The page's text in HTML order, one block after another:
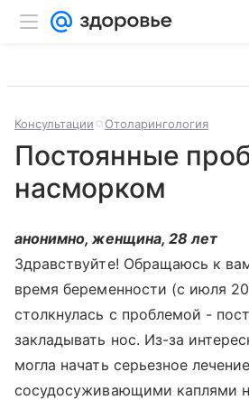
Консультации Отоларингология
Постоянные
насморком
анонимно, женщина, 28 лет
Здравствуйте! Обращаюсь к
время беременности (с июля
столкнулась с проблемой -
закладывать нос. Из-за
могла начать серьезное
сосудосуживающими каплями